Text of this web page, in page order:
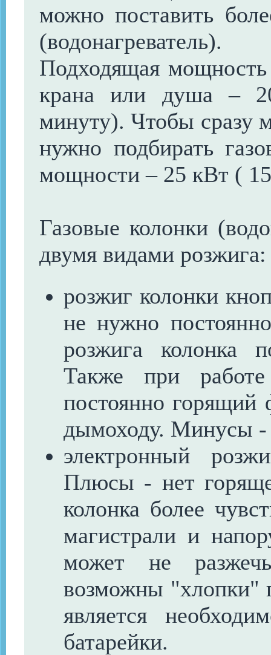
можно поставить
(водонагреватель).
Подходящая мощность
крана или душа –
минуту). Чтобы сразу
нужно подбирать
мощности – 25 кВт (
Газовые колонки
двумя видами
розжиг колонки
не нужно
розжига колонка
Также при
постоянно горящий
дымоходу. Минусы -
электронный
Плюсы - нет
колонка более
магистрали и
может не
возможны "хлопки"
является
батарейки.